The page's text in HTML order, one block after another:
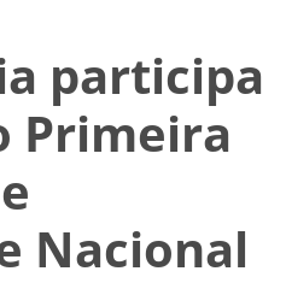
participa
Primeira
Nacional